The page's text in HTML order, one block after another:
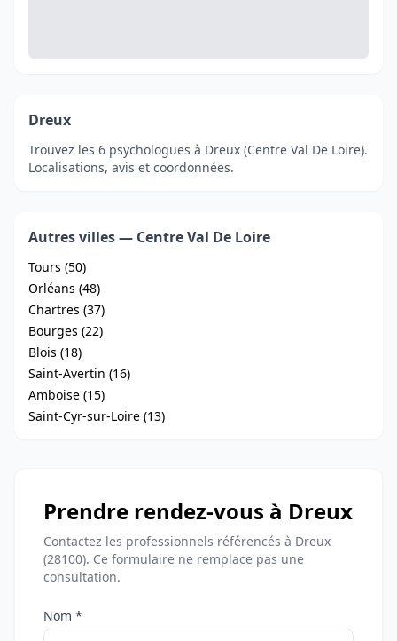
Dreux
Trouvez les 6 psychologues à Dreux (Centre Val De Loire).
Localisations, avis et coordonnées.
Autres villes — Centre Val De Loire
Tours (50)
Orléans (48)
Chartres (37)
Bourges (22)
Blois (18)
Saint-Avertin (16)
Amboise (15)
Saint-Cyr-sur-Loire (13)
Prendre rendez-vous à Dreux
Contactez les professionnels référencés à Dreux
(28100). Ce formulaire ne remplace pas une
consultation.
Nom *